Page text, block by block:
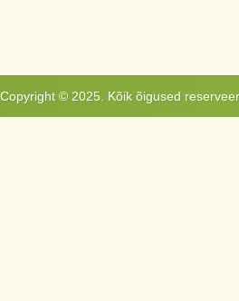
Copyright © 2025. Kõik õigused